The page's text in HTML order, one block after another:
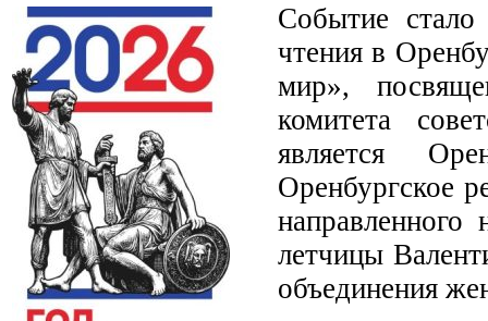
Событие стало
чтения в
мир»,
комитета
является
Оренбургское
направленного
летчицы
объединения